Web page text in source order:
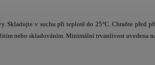
Skladujte v suchu při teplotě do 25°C. Chraňte před
nebo skladováním. Minimální trvanlivost uvedena